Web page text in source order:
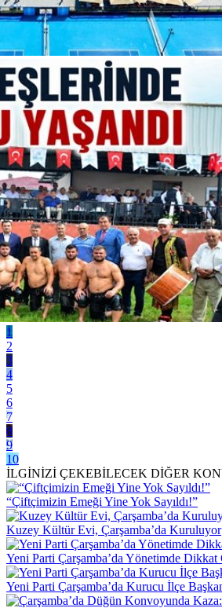
1
2
3
4
5
6
7
8
9
10
İLGİNİZİ ÇEKEBİLECEK DİĞER
“Çiftçimizin Emeği Yine Yok Sayıldı!”
Kuzey Kültür Evi, Çarşamba’da Kuruluyor
Yeni Parti Çarşamba’da Yönetimde Dikkat
Yeni Parti Çarşamba’da Kurucu İlçe